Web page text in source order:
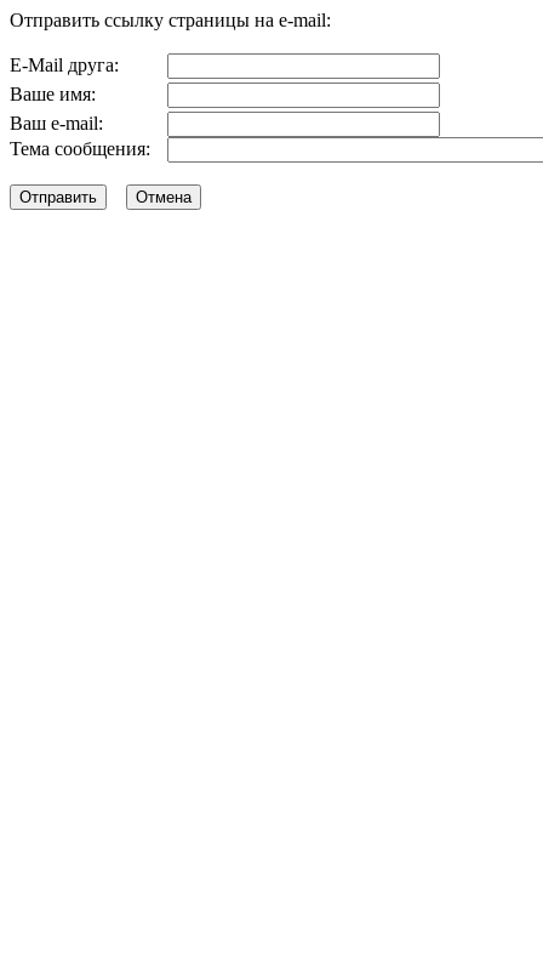
Отправить ссылку страницы на e-mail:
E-Mail друга:
Ваше имя:
Ваш e-mail:
Тема сообщения: